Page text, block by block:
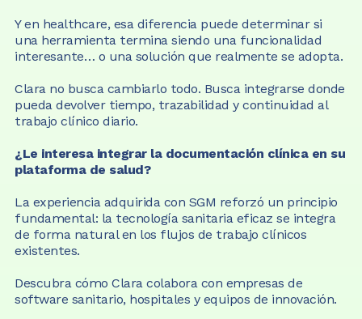
Y en healthcare, esa diferencia puede determinar si
una herramienta termina siendo una funcionalidad
interesante… o una solución que realmente se adopta.
Clara no busca cambiarlo todo. Busca integrarse donde
pueda devolver tiempo, trazabilidad y continuidad al
trabajo clínico diario.
¿Le interesa integrar la documentación clínica en su
plataforma de salud?
La experiencia adquirida con SGM reforzó un principio
fundamental: la tecnología sanitaria eficaz se integra
de forma natural en los flujos de trabajo clínicos
existentes.
Descubra cómo Clara colabora con empresas de
software sanitario, hospitales y equipos de innovación.